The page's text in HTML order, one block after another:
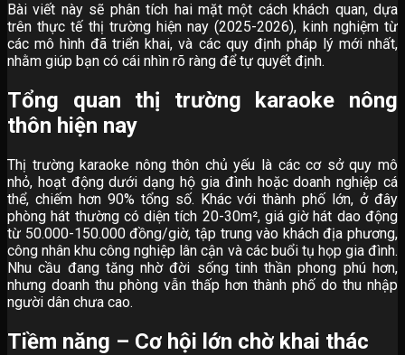
Bài viết này sẽ phân tích hai mặt một cách khách quan, dựa
trên thực tế thị trường hiện nay (2025-2026), kinh nghiệm từ
các mô hình đã triển khai, và các quy định pháp lý mới nhất,
nhằm giúp bạn có cái nhìn rõ ràng để tự quyết định.
Tổng quan thị trường karaoke nông
thôn hiện nay
Thị trường karaoke nông thôn chủ yếu là các cơ sở quy mô
nhỏ, hoạt động dưới dạng hộ gia đình hoặc doanh nghiệp cá
thể, chiếm hơn 90% tổng số. Khác với thành phố lớn, ở đây
phòng hát thường có diện tích 20-30m², giá giờ hát dao động
từ 50.000-150.000 đồng/giờ, tập trung vào khách địa phương,
công nhân khu công nghiệp lân cận và các buổi tụ họp gia đình.
Nhu cầu đang tăng nhờ đời sống tinh thần phong phú hơn,
nhưng doanh thu phòng vẫn thấp hơn thành phố do thu nhập
người dân chưa cao.
Tiềm năng – Cơ hội lớn chờ khai thác